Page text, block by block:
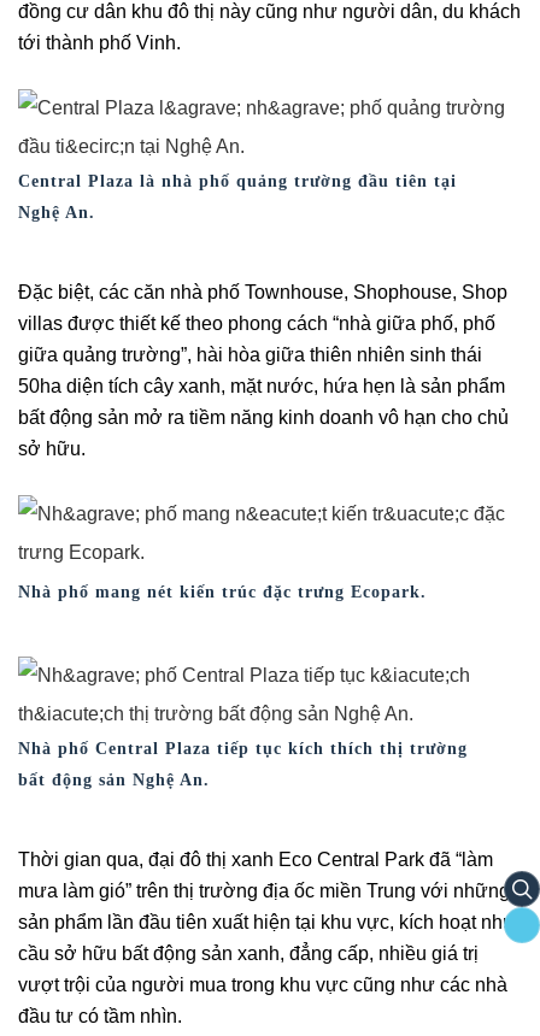
đồng cư dân khu đô thị này cũng như người dân, du khách
tới thành phố Vinh.
Central Plaza là nhà phố quảng trường đầu tiên tại
Nghệ An.
Đặc biệt, các căn nhà phố Townhouse, Shophouse, Shop
villas được thiết kế theo phong cách “nhà giữa phố, phố
giữa quảng trường”, hài hòa giữa thiên nhiên sinh thái
50ha diện tích cây xanh, mặt nước, hứa hẹn là sản phẩm
bất động sản mở ra tiềm năng kinh doanh vô hạn cho chủ
sở hữu.
Nhà phố mang nét kiến trúc đặc trưng Ecopark.
Nhà phố Central Plaza tiếp tục kích thích thị trường
bất động sản Nghệ An.
Thời gian qua, đại đô thị xanh Eco Central Park đã “làm
mưa làm gió” trên thị trường địa ốc miền Trung với những
sản phẩm lần đầu tiên xuất hiện tại khu vực, kích hoạt nhu
cầu sở hữu bất động sản xanh, đẳng cấp, nhiều giá trị
vượt trội của người mua trong khu vực cũng như các nhà
đầu tư có tầm nhìn.